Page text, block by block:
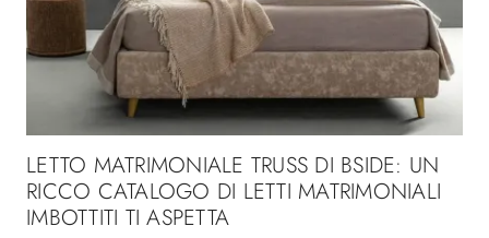
LETTO MATRIMONIALE TRUSS DI BSIDE: UN
RICCO CATALOGO DI LETTI MATRIMONIALI
IMBOTTITI TI ASPETTA